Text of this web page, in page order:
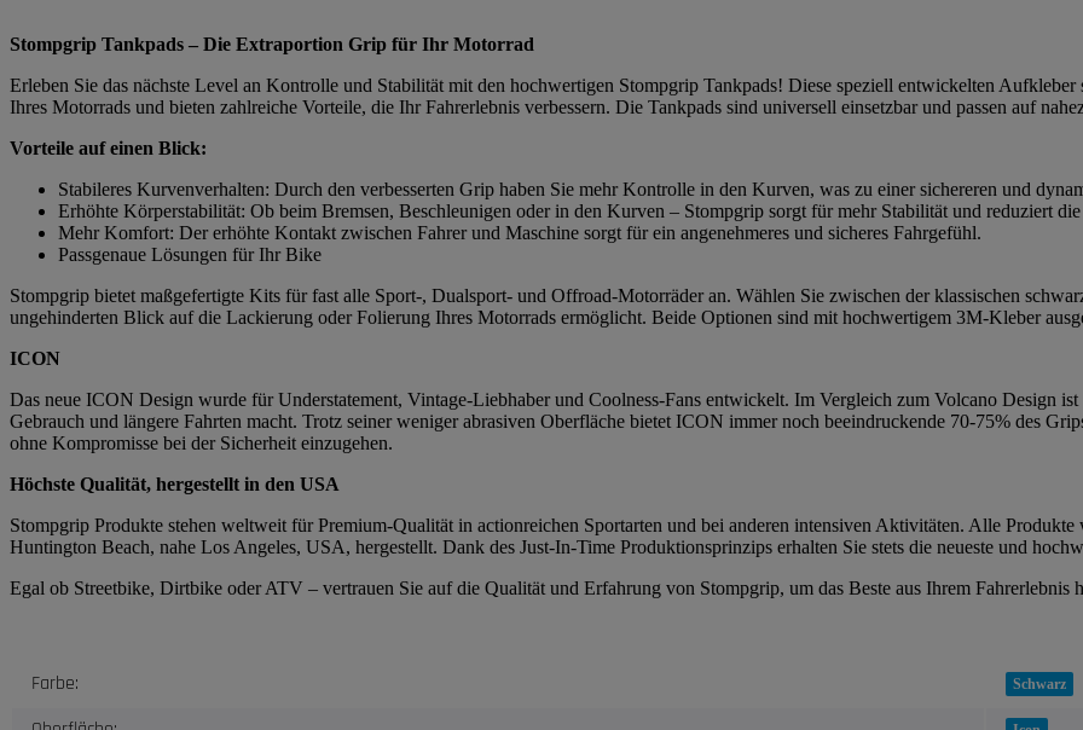
Stompgrip Tankpads – Die Extraportion Grip für Ihr Motorrad
Erleben Sie das nächste Level an Kontrolle und Stabilität mit den hochwertigen Stompgrip Tankpads! Diese speziell entwickelten
Ihres Motorrads und bieten zahlreiche Vorteile, die Ihr Fahrerlebnis verbessern. Die Tankpads sind universell einsetzbar und passen auf
Vorteile auf einen Blick:
Stabileres Kurvenverhalten: Durch den verbesserten Grip haben Sie mehr Kontrolle in den Kurven, was zu einer sichereren und
Erhöhte Körperstabilität: Ob beim Bremsen, Beschleunigen oder in den Kurven – Stompgrip sorgt für mehr Stabilität und reduziert
Mehr Komfort: Der erhöhte Kontakt zwischen Fahrer und Maschine sorgt für ein angenehmeres und sicheres Fahrgefühl.
Passgenaue Lösungen für Ihr Bike
Stompgrip bietet maßgefertigte Kits für fast alle Sport-, Dualsport- und Offroad-Motorräder an. Wählen Sie zwischen der klassischen
ungehinderten Blick auf die Lackierung oder Folierung Ihres Motorrads ermöglicht. Beide Optionen sind mit hochwertigem 3M-Kleber
ICON
Das neue ICON Design wurde für Understatement, Vintage-Liebhaber und Coolness-Fans entwickelt. Im Vergleich zum Volcano Design
Gebrauch und längere Fahrten macht. Trotz seiner weniger abrasiven Oberfläche bietet ICON immer noch beeindruckende 70-75% des
ohne Kompromisse bei der Sicherheit einzugehen.
Höchste Qualität, hergestellt in den USA
Stompgrip Produkte stehen weltweit für Premium-Qualität in actionreichen Sportarten und bei anderen intensiven Aktivitäten. Alle
Huntington Beach, nahe Los Angeles, USA, hergestellt. Dank des Just-In-Time Produktionsprinzips erhalten Sie stets die neueste und
Egal ob Streetbike, Dirtbike oder ATV – vertrauen Sie auf die Qualität und Erfahrung von Stompgrip, um das Beste aus Ihrem Fahrerlebnis
Produkteigenschaft
Wert
Farbe: Schwarz